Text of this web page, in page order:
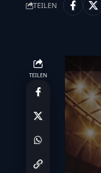
TEILEN
TEILEN